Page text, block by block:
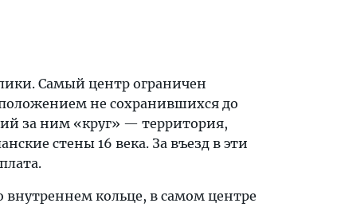
Самый центр ограничен
не сохранившихся до
за ним «круг» — территория,
стены 16 века. За въезд в эти
внутреннем кольце, в самом центре